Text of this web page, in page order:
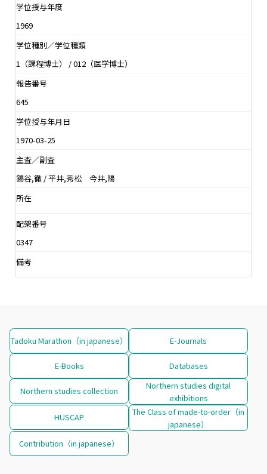
学位授与年度
1969
学位種別／学位種類
1（課程博士） / 012（医学博士）
報告番号
645
学位授与年月日
1970-03-25
主査／副査
錫谷,徹 / 平井,秀松 今井,陽
所在
配架番号
0347
備考
Tadoku Marathon（in japanese） E-Journals
E-Books Databases
Northern studies collection
Northern studies digital
exhibitions
HUSCAP
The Class of made-to-order（in
japanese）
Contribution（in japanese）